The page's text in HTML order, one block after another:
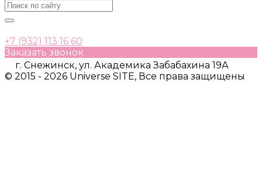
+7 (932) 113 16 60
Заказать звонок
г. Снежинск, ул. Академика Забабахина 19А
© 2015 - 2026 Universe SITE, Все права защищены